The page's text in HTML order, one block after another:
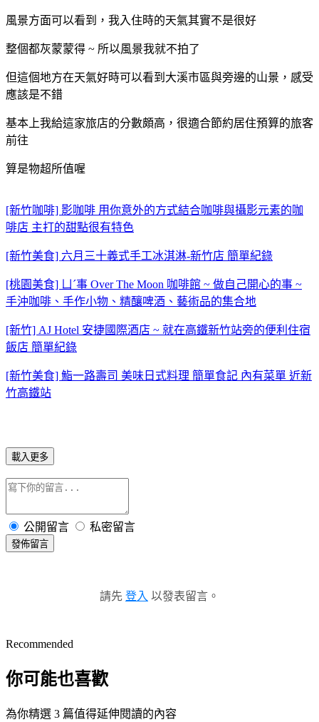
風景方面可以看到，我入住時的天氣其實不是很好
整個都灰蒙蒙得 ~ 所以風景我就不拍了
但這個地方在天氣好時可以看到大溪市區與旁邊的山景，感受
應該是不錯
基本上我給這家旅店的分數頗高，很適合節約居住預算的旅客
前往
算是物超所值喔
[新竹咖啡] 影咖啡 用你意外的方式結合咖啡與攝影元素的咖
啡店 主打的甜點很有特色
[新竹美食] 六月三十義式手工冰淇淋-新竹店 簡單紀錄
[桃園美食] ㄩˊ事 Over The Moon 咖啡館 ~ 做自己開心的事 ~
手沖咖啡、手作小物、精釀啤酒、藝術品的集合地
[新竹] AJ Hotel 安捷國際酒店 ~ 就在高鐵新竹站旁的便利住宿
飯店 簡單紀錄
[新竹美食] 鮨一路壽司 美味日式料理 簡單食記 內有菜單 近新
竹高鐵站
載入更多
公開留言 私密留言
發佈留言
請先 登入 以發表留言。
Recommended
你可能也喜歡
為你精選 3 篇值得延伸閱讀的內容